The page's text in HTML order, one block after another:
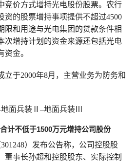
竞价方式增持光电股份股票。农行
资的股票增持事项提供不超过4500
限和用途与光电集团的贷款条件相
次增持计划的资金来源还包括光电
金。
立于2000年8月，主营业务为防务和
面兵装Ⅱ–地面兵装Ⅲ
计不低于1500万元增持公司股份
）发布公告称，公司控股股
董事长孙超和控股股东、实际控制